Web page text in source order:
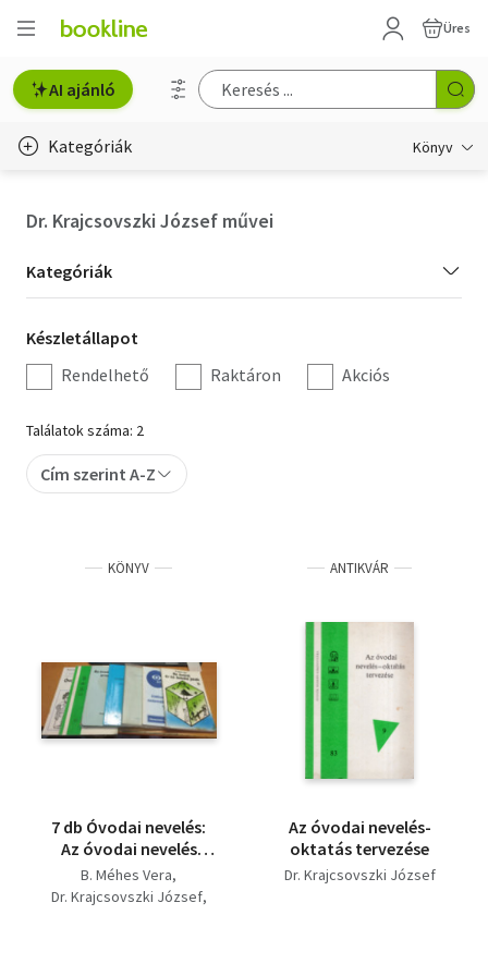
Üres
AI ajánló
Kategóriák Könyv
Hobbi, szabadidő
Irodalom
Művészet
Szakkönyv
Tankönyv, segédkönyv
Természettudomány
Történelem
Dr. Krajcsovszki József művei
Kategória
szűrés
Kategóriák
Készletállapot
szűrés
Készletállapot
Rendelhető
Raktáron Akciós
Találatok száma: 2
Cím szerint A-Z
KÖNYV
7 db Óvodai nevelés:
Az óvodai nevelés
programjai; Az óvodai
nevelés - oktatás
B. Méhes Vera
Dr. Krajcsovszki József
ANTIKVÁR
Az óvodai nevelés-
oktatás tervezése
Dr. Krajcsovszki József